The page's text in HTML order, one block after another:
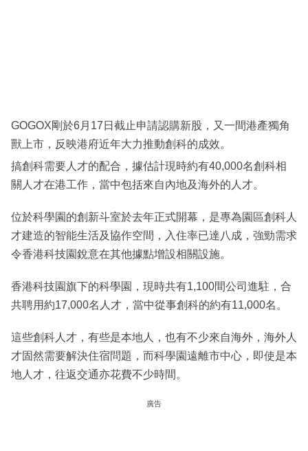
閱
專
GOGOX剛於6月17日截止申請認購新股，又一間港產獨角
獸上市，反映港府近年大力推動創科的成效。
搞創科需要人才的配合，據估計現時約有40,000名創科相
關人才在港工作，當中包括來自內地及海外的人才。
位於科學園的創新斗室於去年正式開幕，是專為園區創科人
才建造的智能生活及協作空間，入住率已達八成，強勁需求
令香港科技園銳意在其他據點增設相關設施。
香港科技園旗下的科學園，現時共有1,100間公司進駐，合
共聘用約17,000名人才，當中從事創科的約有11,000名。
這些創科人才，有些是本地人，也有不少來自海外，海外人
才固然需要解決住宿問題，而科學園遠離市中心，即使是本
地人才，往返交通亦花費不少時間。
廣告